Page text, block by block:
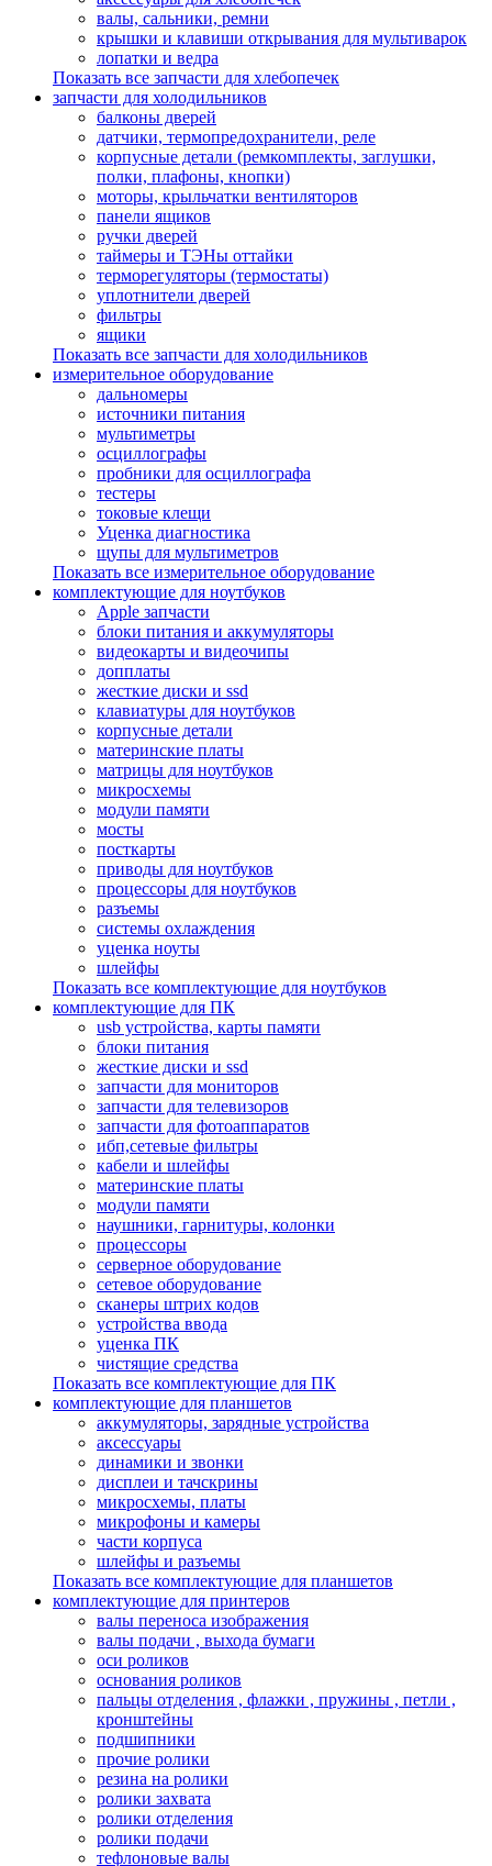
валы, сальники, ремни
крышки и клавиши открывания для мультиварок
лопатки и ведра
Показать все запчасти для хлебопечек
запчасти для холодильников
балконы дверей
датчики, термопредохранители, реле
корпусные детали (ремкомплекты, заглушки,
полки, плафоны, кнопки)
моторы, крыльчатки вентиляторов
панели ящиков
ручки дверей
таймеры и ТЭНы оттайки
терморегуляторы (термостаты)
уплотнители дверей
фильтры
ящики
Показать все запчасти для холодильников
измерительное оборудование
дальномеры
источники питания
мультиметры
осциллографы
пробники для осциллографа
тестеры
токовые клещи
Уценка диагностика
щупы для мультиметров
Показать все измерительное оборудование
комплектующие для ноутбуков
Apple запчасти
блоки питания и аккумуляторы
видеокарты и видеочипы
допплаты
жесткие диски и ssd
клавиатуры для ноутбуков
корпусные детали
материнские платы
матрицы для ноутбуков
микросхемы
модули памяти
мосты
посткарты
приводы для ноутбуков
процессоры для ноутбуков
разъемы
системы охлаждения
уценка ноуты
шлейфы
Показать все комплектующие для ноутбуков
комплектующие для ПК
usb устройства, карты памяти
блоки питания
жесткие диски и ssd
запчасти для мониторов
запчасти для телевизоров
запчасти для фотоаппаратов
ибп,сетевые фильтры
кабели и шлейфы
материнские платы
модули памяти
наушники, гарнитуры, колонки
процессоры
серверное оборудование
сетевое оборудование
сканеры штрих кодов
устройства ввода
уценка ПК
чистящие средства
Показать все комплектующие для ПК
комплектующие для планшетов
аккумуляторы, зарядные устройства
аксессуары
динамики и звонки
дисплеи и тачскрины
микросхемы, платы
микрофоны и камеры
части корпуса
шлейфы и разъемы
Показать все комплектующие для планшетов
комплектующие для принтеров
валы переноса изображения
валы подачи , выхода бумаги
оси роликов
основания роликов
пальцы отделения , флажки , пружины , петли ,
кронштейны
подшипники
прочие ролики
резина на ролики
ролики захвата
ролики отделения
ролики подачи
тефлоновые валы